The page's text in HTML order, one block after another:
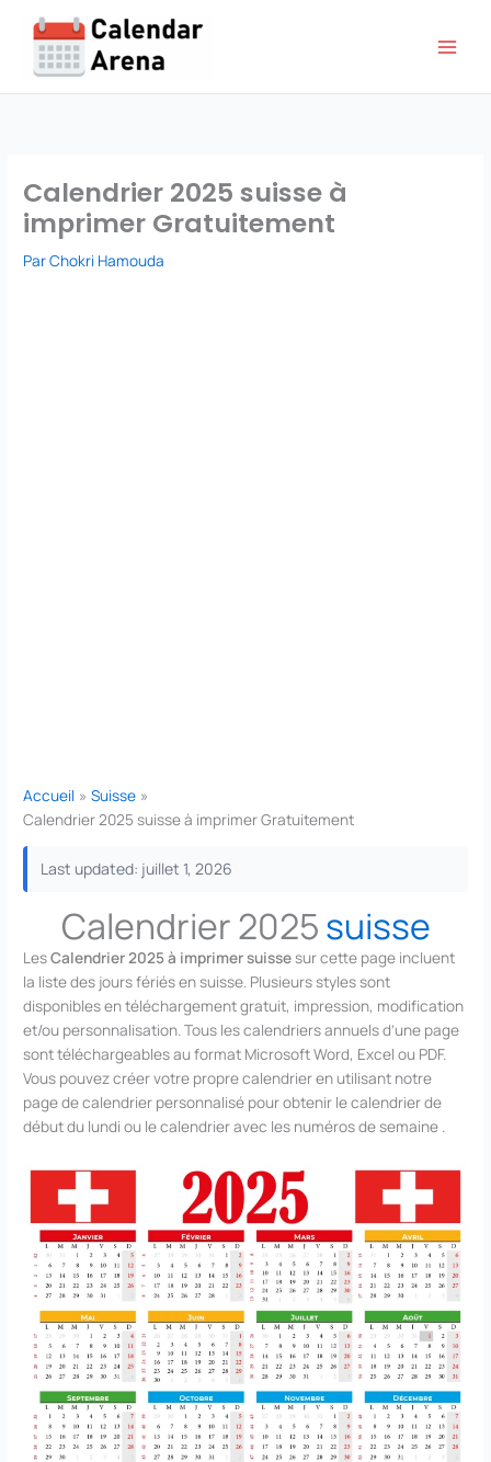
contenu
Calendrier 2025 suisse à
imprimer Gratuitement
ParChokri Hamouda
Accueil
Suisse
Calendrier 2025 suisse à imprimer Gratuitement
Last updated: juillet 1, 2026
Calendrier 2025suisse
LesCalendrier 2025 à imprimer suissesur cette page incluent
la liste des jours fériés en suisse. Plusieurs styles sont
disponibles en téléchargement gratuit, impression, modification
et/ou personnalisation. Tous les calendriers annuels d’une page
sont téléchargeables au format Microsoft Word, Excel ou PDF.
Vous pouvez créer votre propre calendrier en utilisant notre
page de calendrier personnalisé pour obtenir le calendrier de
début du lundi ou le calendrier avec les numéros de semaine .